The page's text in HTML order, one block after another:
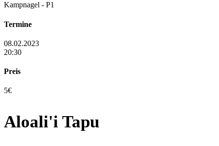
Kampnagel - P1
Termine
08.02.2023
20:30
Preis
5€
Aloali'i Tapu